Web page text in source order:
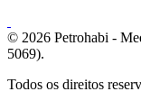
© 2026 Petrohabi -
5069).
Todos os direitos